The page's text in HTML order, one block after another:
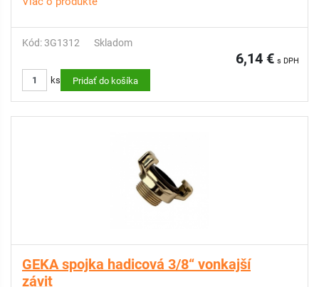
Kód: 3G1312 Skladom
6,14 € s DPH
ks Pridať do košíka
GEKA spojka hadicová 3/8“ vonkajší
závit